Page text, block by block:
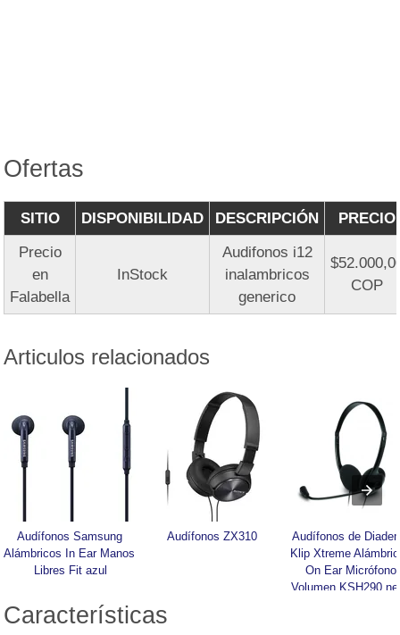
Ofertas
SITIO DISPONIBILIDAD DESCRIPCIÓN
PRECIO
Precio
en
Falabella
InStock
Audifonos i12
inalambricos
generico
COP
Articulos relacionados
Audífonos Samsung
Alámbricos In Ear Manos
Libres Fit azul
Audífonos ZX310
Audífonos de
Klip Xtreme
On Ear Micrófono
Volumen KSH290
Características